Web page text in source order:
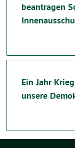
beantragen
Ein Jahr
unsere